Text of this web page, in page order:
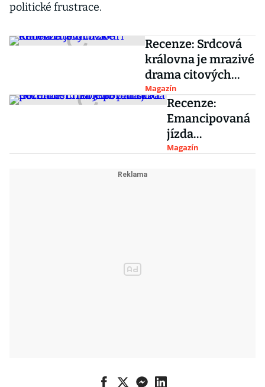
politické frustrace.
Recenze: Srdcová
královna je mrazivé
drama citových
bouří
Magazín
Recenze:
Emancipovaná
jízda
Gothamem. Po
Magazín